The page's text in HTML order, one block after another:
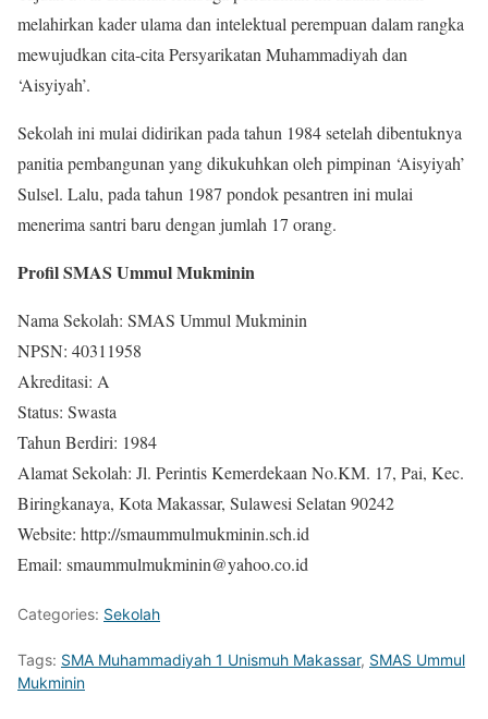
melahirkan kader ulama dan intelektual perempuan dalam rangka
mewujudkan cita-cita Persyarikatan Muhammadiyah dan
‘Aisyiyah’.
Sekolah ini mulai didirikan pada tahun 1984 setelah dibentuknya
panitia pembangunan yang dikukuhkan oleh pimpinan ‘Aisyiyah’
Sulsel. Lalu, pada tahun 1987 pondok pesantren ini mulai
menerima santri baru dengan jumlah 17 orang.
Profil SMAS Ummul Mukminin
Nama Sekolah: SMAS Ummul Mukminin
NPSN: 40311958
Akreditasi: A
Status: Swasta
Tahun Berdiri: 1984
Alamat Sekolah: Jl. Perintis Kemerdekaan No.KM. 17, Pai, Kec.
Biringkanaya, Kota Makassar, Sulawesi Selatan 90242
Website: http://smaummulmukminin.sch.id
Email: smaummulmukminin@yahoo.co.id
Categories: Sekolah
Tags: SMA Muhammadiyah 1 Unismuh Makassar, SMAS Ummul
Mukminin